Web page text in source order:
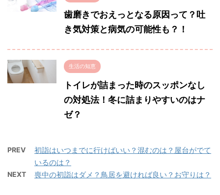
歯磨きでおえっとなる原因って？吐
き気対策と病気の可能性も？！
生活の知恵
トイレが詰まった時のスッポンなし
の対処法！冬に詰まりやすいのはナ
ゼ？
PREV
初詣はいつまでに行けばいい？混むのは？屋台がでて
いるのは？
NEXT 喪中の初詣はダメ？鳥居を避ければ良い？お守りは？